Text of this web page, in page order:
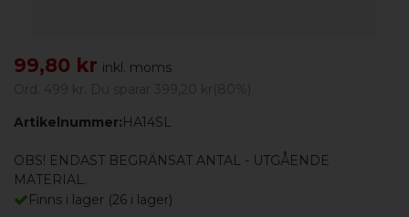
99,80 kr inkl. moms
Artikelnummer:HA14SL
OBS! ENDAST BEGRÄNSAT ANTAL - UTGÅENDE
MATERIAL.
Finns i lager (26 i lager)